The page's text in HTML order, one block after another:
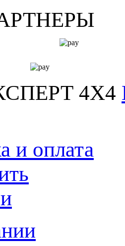
4Х4
и оплата